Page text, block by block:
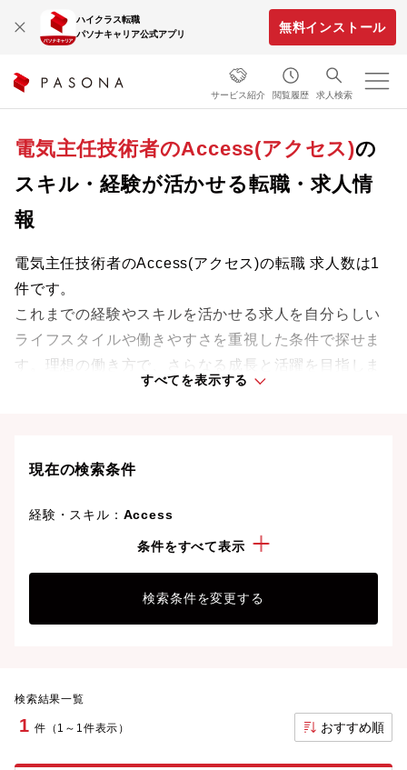
ハイクラス転職
パソナキャリア公式アプリ
無料インストール
サービス紹介 閲覧履歴 求人検索
電気主任技術者のAccess(アクセス)の
スキル・経験が活かせる転職・求人情
報
電気主任技術者のAccess(アクセス)の転職 求人数は1
件です。
これまでの経験やスキルを活かせる求人を自分らしい
ライフスタイルや働きやすさを重視した条件で探せま
す。理想の働き方で、さらなる成長と活躍を目指しま
すべてを表示する
現在の検索条件
経験・スキル： Access
電気主任技術者条件をすべて表示
検索条件を変更する
検索結果一覧
1 件（1～1件表示） おすすめ順